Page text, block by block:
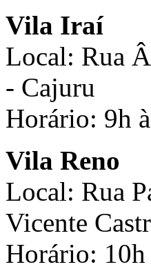
Vila Iraí
Local: Rua
- Cajuru
Horário: 9h
Vila Reno
Local: Rua
Vicente
Horário: 10h